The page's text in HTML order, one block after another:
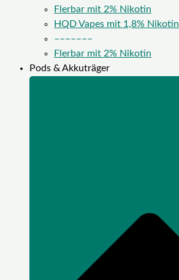
Flerbar mit 2% Nikotin
HQD Vapes mit 1,8% Nikotin
–––––––
Flerbar mit 2% Nikotin
Pods & Akkuträger